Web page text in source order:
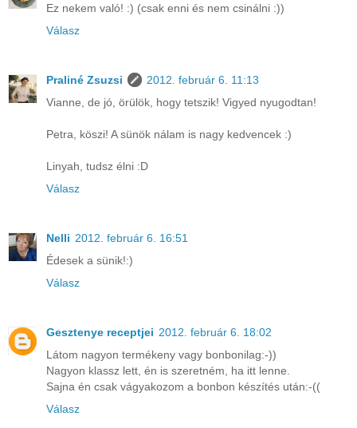
Ez nekem való! :) (csak enni és nem csinálni :))
Válasz
Praliné Zsuzsi
2012. február 6. 11:13
Vianne, de jó, örülök, hogy tetszik! Vigyed nyugodtan!
Petra, köszi! A sünök nálam is nagy kedvencek :)
Linyah, tudsz élni :D
Válasz
Nelli 2012. február 6. 16:51
Édesek a sünik!:)
Válasz
Gesztenye receptjei 2012. február 6. 18:02
Látom nagyon termékeny vagy bonbonilag:-))
Nagyon klassz lett, én is szeretném, ha itt lenne.
Sajna én csak vágyakozom a bonbon készítés után:-((
Válasz